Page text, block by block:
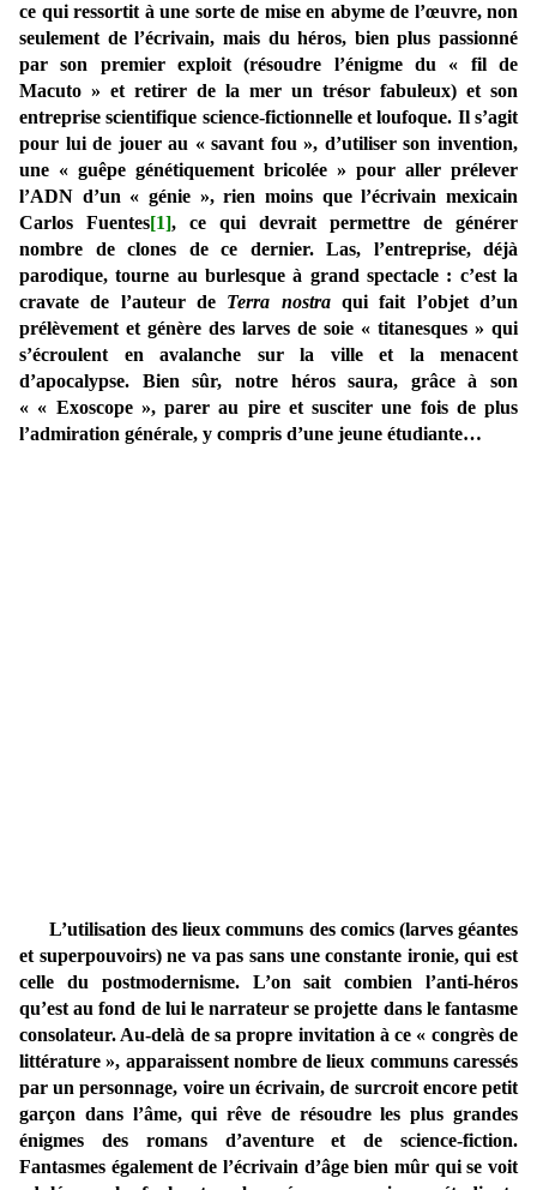
ce qui ressortit à une sorte de mise en abyme de l’œuvre, non
seulement de l’écrivain, mais du héros, bien plus passionné
par son premier exploit (résoudre l’énigme du « fil de
Macuto » et retirer de la mer un trésor fabuleux) et son
entreprise scientifique science-fictionnelle et loufoque. Il s’agit
pour lui de jouer au « savant fou », d’utiliser son invention,
une « guêpe génétiquement bricolée » pour aller prélever
l’ADN d’un « génie », rien moins que l’écrivain mexicain
Carlos Fuentes[1], ce qui devrait permettre de générer
nombre de clones de ce dernier. Las, l’entreprise, déjà
parodique, tourne au burlesque à grand spectacle : c’est la
cravate de l’auteur de Terra nostraqui fait l’objet d’un
prélèvement et génère des larves de soie « titanesques » qui
s’écroulent en avalanche sur la ville et la menacent
d’apocalypse. Bien sûr, notre héros saura, grâce à son
« « Exoscope », parer au pire et susciter une fois de plus
l’admiration générale, y compris d’une jeune étudiante…
L’utilisation des lieux communs des comics (larves géantes
et superpouvoirs) ne va pas sans une constante ironie, qui est
celle du postmodernisme. L’on sait combien l’anti-héros
qu’est au fond de lui le narrateur se projette dans le fantasme
consolateur. Au-delà de sa propre invitation à ce « congrès de
littérature », apparaissent nombre de lieux communs caressés
par un personnage, voire un écrivain, de surcroit encore petit
garçon dans l’âme, qui rêve de résoudre les plus grandes
énigmes des romans d’aventure et de science-fiction.
Fantasmes également de l’écrivain d’âge bien mûr qui se voit